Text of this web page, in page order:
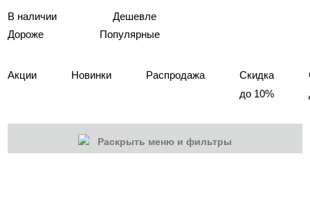
В наличии
Дешевле
Дороже
Популярные
Акции Новинки Распродажа
Скидка
до 10%
Раскрыть меню и фильтры